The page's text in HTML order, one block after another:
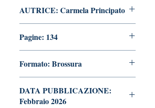
AUTRICE: Carmela Principato
Pagine: 134
Formato: Brossura
DATA PUBBLICAZIONE:
Febbraio 2026